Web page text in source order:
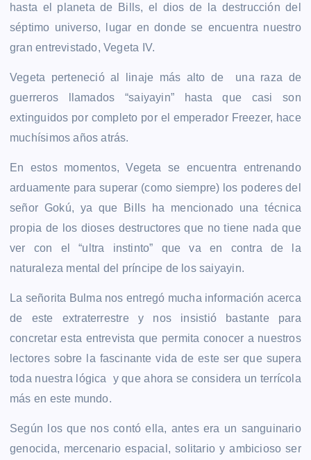
hasta el planeta de Bills, el dios de la destrucción del
séptimo universo, lugar en donde se encuentra nuestro
gran entrevistado, Vegeta IV.
Vegeta perteneció al linaje más alto de una raza de
guerreros llamados “saiyayin” hasta que casi son
extinguidos por completo por el emperador Freezer, hace
muchísimos años atrás.
En estos momentos, Vegeta se encuentra entrenando
arduamente para superar (como siempre) los poderes del
señor Gokú, ya que Bills ha mencionado una técnica
propia de los dioses destructores que no tiene nada que
ver con el “ultra instinto” que va en contra de la
naturaleza mental del príncipe de los saiyayin.
La señorita Bulma nos entregó mucha información acerca
de este extraterrestre y nos insistió bastante para
concretar esta entrevista que permita conocer a nuestros
lectores sobre la fascinante vida de este ser que supera
toda nuestra lógica y que ahora se considera un terrícola
más en este mundo.
Según los que nos contó ella, antes era un sanguinario
genocida, mercenario espacial, solitario y ambicioso ser